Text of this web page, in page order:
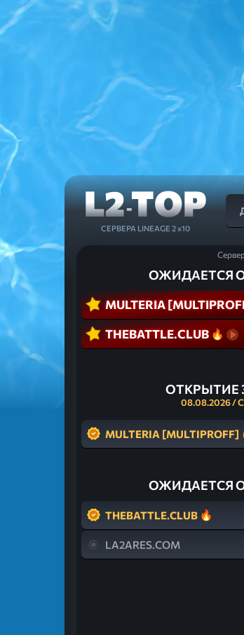
L2-TOP
СЕРВЕРА LINEAGE 2 x10
ОЖИДАЕТСЯ
MULTERIA
THEBATTLE.CLUB
ОТКРЫТИЕ
08.08.2026 /
MULTERIA [MULTIPROFF]
ОЖИДАЕТСЯ
THEBATTLE.CLUB
LA2ARES.COM